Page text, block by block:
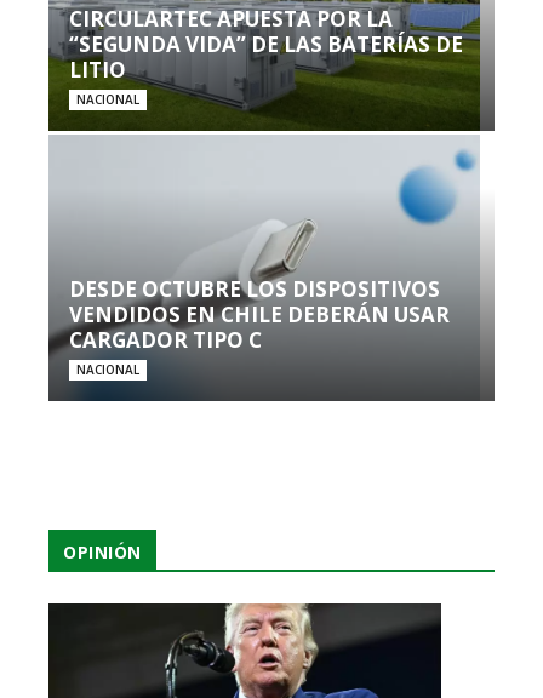
CIRCULARTEC APUESTA POR LA
“SEGUNDA VIDA” DE LAS BATERÍAS DE
LITIO
NACIONAL
DESDE OCTUBRE LOS DISPOSITIVOS
VENDIDOS EN CHILE DEBERÁN USAR
CARGADOR TIPO C
NACIONAL
OPINIÓN